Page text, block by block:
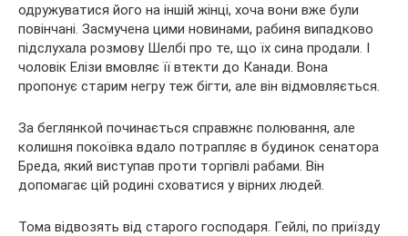
одружуватися його на іншій жінці, хоча вони вже були
повінчані. Засмучена цими новинами, рабиня випадково
підслухала розмову Шелбі про те, що їх сина продали. І
чоловік Елізи вмовляє її втекти до Канади. Вона
пропонує старим негру теж бігти, але він відмовляється.
За беглянкой починається справжнє полювання, але
колишня покоївка вдало потрапляє в будинок сенатора
Бреда, який виступав проти торгівлі рабами. Він
допомагає цій родині сховатися у вірних людей.
Тома відвозять від старого господаря. Гейлі, по приїзду